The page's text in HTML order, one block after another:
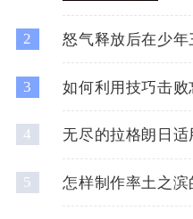
制
2 怒气释放后在少
3 如何利用技巧击
4
5 怎样制作率土之滨